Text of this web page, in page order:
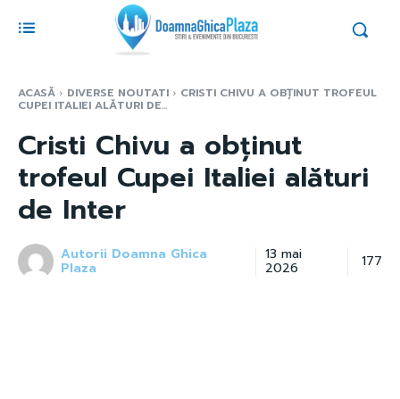
ACASĂ DIVERSE NOUTATI CRISTI CHIVU A OBȚINUT TROFEUL
CUPEI ITALIEI ALĂTURI DE...
Cristi Chivu a obținut
trofeul Cupei Italiei alături
de Inter
Autorii Doamna Ghica
Plaza
13 mai
2026 177